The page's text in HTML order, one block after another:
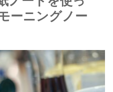
ーニングノー